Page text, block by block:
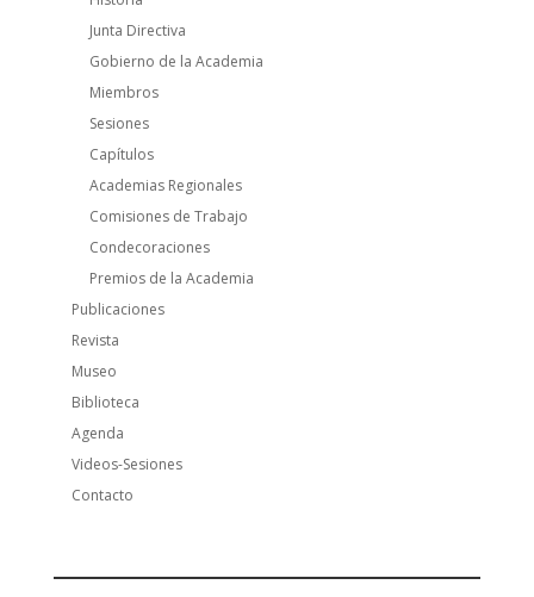
Junta Directiva
Gobierno de la Academia
Miembros
Sesiones
Capítulos
Academias Regionales
Comisiones de Trabajo
Condecoraciones
Premios de la Academia
Publicaciones
Revista
Museo
Biblioteca
Agenda
Videos-Sesiones
Contacto